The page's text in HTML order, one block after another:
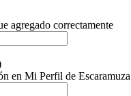
agregado correctamente